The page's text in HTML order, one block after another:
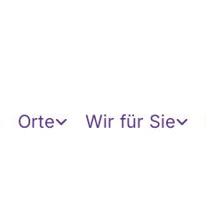
Orte Wir für Sie